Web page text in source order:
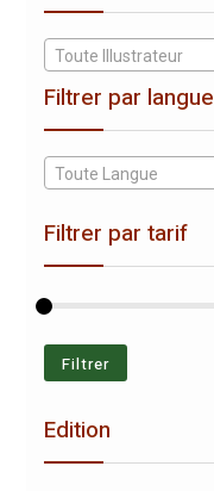
Toute Illustrateur
Filtrer par langue
Toute Langue
Filtrer par tarif
Filtrer
Edition